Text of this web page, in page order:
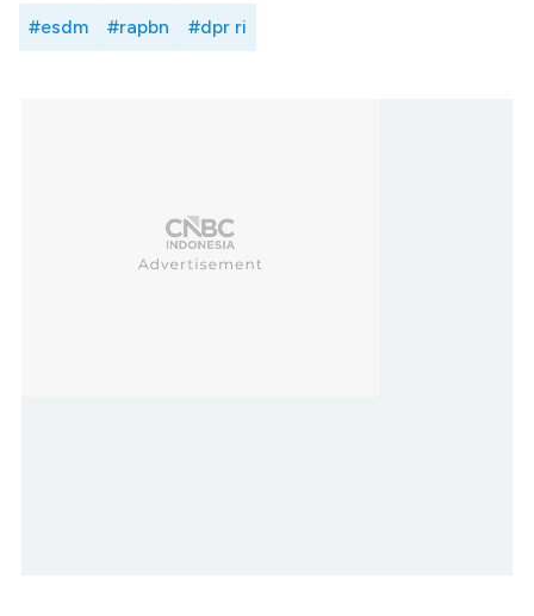
#esdm #rapbn #dpr ri